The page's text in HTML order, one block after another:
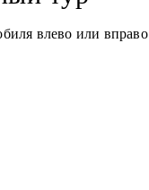
влево или вправо